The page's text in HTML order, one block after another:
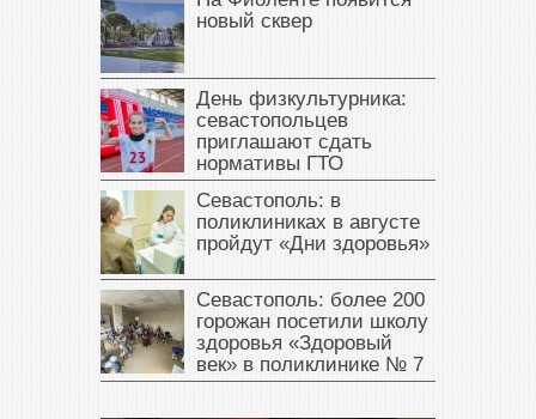
новый сквер
День физкультурника:
севастопольцев
приглашают сдать
нормативы ГТО
Севастополь: в
поликлиниках в августе
пройдут «Дни здоровья»
Севастополь: более 200
горожан посетили школу
здоровья «Здоровый
век» в поликлинике № 7